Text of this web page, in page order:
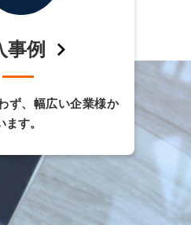
事例
ず、幅広い企業様か
す。